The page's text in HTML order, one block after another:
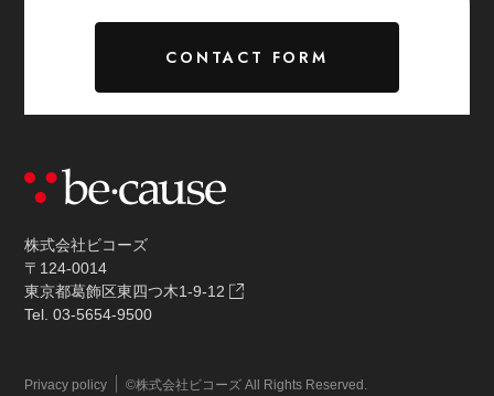
CONTACT FORM
株式会社ビコーズ
〒124-0014
東京都葛飾区東四つ木1-9-12
Tel. 03-5654-9500
Privacy policy ©株式会社ビコーズ All Rights Reserved.